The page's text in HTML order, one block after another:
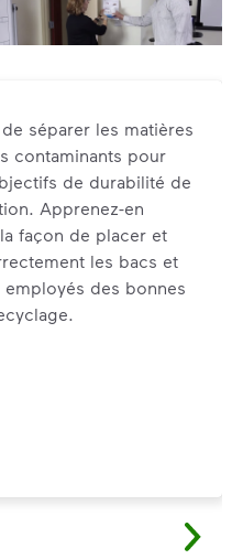
séparer les matières
contaminants pour
de durabilité de
Apprenez-en
façon de placer et
les bacs et
des bonnes